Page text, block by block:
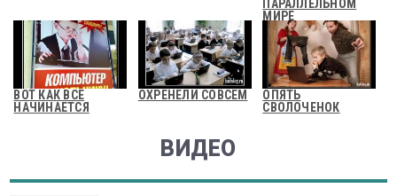
ПАРАЛЛЕЛЬНОМ
МИРЕ
ВОТ КАК ВСЕ
НАЧИНАЕТСЯ
ОХРЕНЕЛИ СОВСЕМ
ОПЯТЬ
СВОЛОЧЕНОК
ВИДЕО